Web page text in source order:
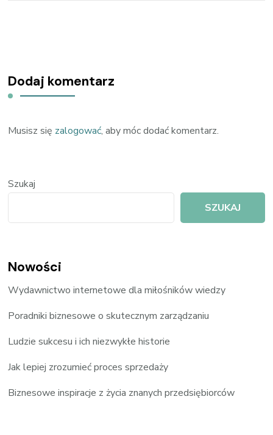
Dodaj komentarz
Musisz się zalogować, aby móc dodać komentarz.
Szukaj
SZUKAJ
Nowości
Wydawnictwo internetowe dla miłośników wiedzy
Poradniki biznesowe o skutecznym zarządzaniu
Ludzie sukcesu i ich niezwykłe historie
Jak lepiej zrozumieć proces sprzedaży
Biznesowe inspiracje z życia znanych przedsiębiorców